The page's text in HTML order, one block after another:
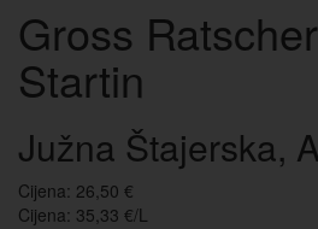
Gross
Startin
Južna Štajerska,
Cijena: 26,50 €
Cijena: 35,33 €/L